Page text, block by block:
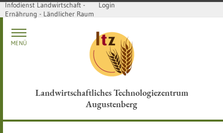
Skip to content
Infodienst Landwirtschaft -
Ernährung - Ländlicher Raum
Login
Landwirtschaftliches Technologiezentrum
Augustenberg
MENÜ